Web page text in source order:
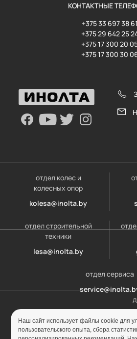
КОНТАКТНЫЕ
+375 33 697 38 61
+375 29 642 25
+375 17 300 20
+375 17 300 30
отдел колес и
колесных опор
kolesa@inolta.by
отдел строительной
техники
lesa@inolta.by
отдел сервиса
Наш сайт использует файлы cookie для
пользовательского опыта, сбора